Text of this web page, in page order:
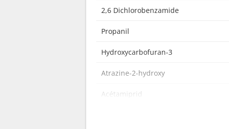
2,6 Dichlorobenzamide
Propanil
Hydroxycarbofuran-3
Atrazine-2-hydroxy
Acétamiprid